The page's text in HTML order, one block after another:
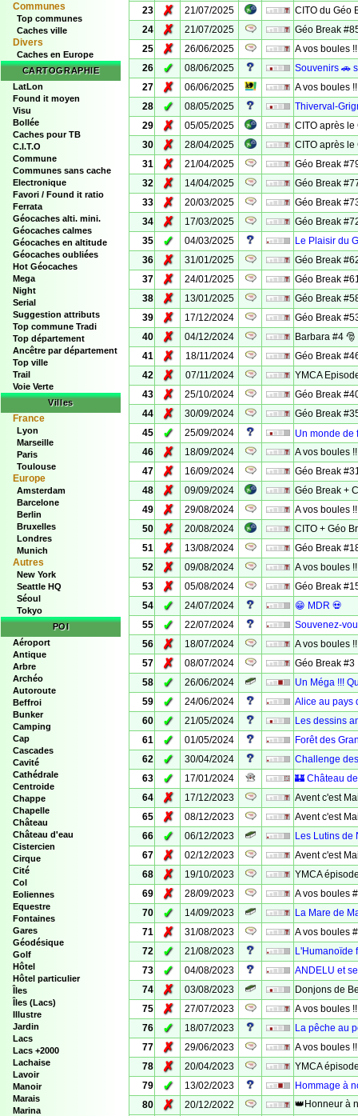
Communes
Top communes
Caches ville
Divers
Caches en Europe
CARTOGRAPHIE
LatLon
Found it moyen
Visu
Bollée
Caches pour TB
C.I.T.O
Commune
Communes sans cache
Electronique
Favori / Found it ratio
Ferrata
Géocaches alti. mini.
Géocaches calmes
Géocaches en altitude
Géocaches oubliées
Hot Géocaches
Mega
Night
Serial
Suggestion attributs
Top commune Tradi
Top département
Ancêtre par département
Top ville
Trail
Voie Verte
Villes
France
Lyon
Marseille
Paris
Toulouse
Europe
Amsterdam
Barcelone
Berlin
Bruxelles
Londres
Munich
Autres
New York
Seattle HQ
Séoul
Tokyo
POI
Aéroport
Antique
Arbre
Archéo
Autoroute
Beffroi
Bunker
Camping
Cap
Cascades
Cavité
Cathédrale
Centroide
Chappe
Chapelle
Château
Château d'eau
Cistercien
Cirque
Cité
Col
Eoliennes
Equestre
Fontaines
Gares
Géodésique
Golf
Hôtel
Hôtel particulier
Îles
Îles (Lacs)
Illustre
Jardin
Lacs
Lacs +2000
Lachaise
Lavoir
Manoir
Marais
Marina
23
✗ 21/07/2025
CITO du Géo
24
✗ 21/07/2025
Géo Break
25
✗ 26/06/2025
A vos boules
26
✓ 08/06/2025
Souvenirs 🚗
27
✗ 06/06/2025
A vos boules
28
✓ 08/05/2025
Thiverval-
29
✗ 05/05/2025
CITO après le
30
✗ 28/04/2025
CITO après le
31
✗ 21/04/2025
Géo Break
32
✗ 14/04/2025
Géo Break
33
✗ 20/03/2025
Géo Break
34
✗ 17/03/2025
Géo Break
35
✓ 04/03/2025
Le Plaisir du
36
✗ 31/01/2025
Géo Break
37
✗ 24/01/2025
Géo Break
38
✗ 13/01/2025
Géo Break
39
✗ 17/12/2024
Géo Break
40
✗ 04/12/2024
Barbara #4 🎅
41
✗ 18/11/2024
Géo Break
42
✗ 07/11/2024
YMCA
43
✗ 25/10/2024
Géo Break
44
✗ 30/09/2024
Géo Break
45
✓ 25/09/2024
Un monde de
46
✗ 18/09/2024
A vos boules
47
✗ 16/09/2024
Géo Break
48
✗ 09/09/2024
Géo Break +
49
✗ 29/08/2024
A vos boules
50
✗ 20/08/2024
CITO + Géo
51
✗ 13/08/2024
Géo Break
52
✗ 09/08/2024
A vos boules
53
✗ 05/08/2024
Géo Break
54
✓ 24/07/2024
😁 MDR 💀
55
✓ 22/07/2024
Souvenez-
56
✗ 18/07/2024
A vos boules
57
✗ 08/07/2024
Géo Break #3
58
✓ 26/06/2024
Un Méga !!!
59
✓ 24/06/2024
Alice au pays
60
✓ 21/05/2024
Les dessins
61
✓ 01/05/2024
Forêt des
62
✓ 30/04/2024
Challenge
63
✓ 17/01/2024
🏰 Château
64
✗ 17/12/2023
Avent c'est
65
✗ 08/12/2023
Avent c'est
66
✓ 06/12/2023
Les Lutins de
67
✗ 02/12/2023
Avent c'est
68
✗ 19/10/2023
YMCA
69
✗ 28/09/2023
A vos boules
70
✓ 14/09/2023
La Mare de
71
✗ 31/08/2023
A vos boules
72
✓ 21/08/2023
L'Humanoïde
73
✓ 04/08/2023
ANDELU et
74
✗ 03/08/2023
Donjons de
75
✗ 27/07/2023
A vos boules
76
✓ 18/07/2023
La pêche au
77
✗ 29/06/2023
A vos boules
78
✗ 20/04/2023
YMCA
79
✓ 13/02/2023
Hommage à
80
✗ 20/12/2022
👑Honneur à